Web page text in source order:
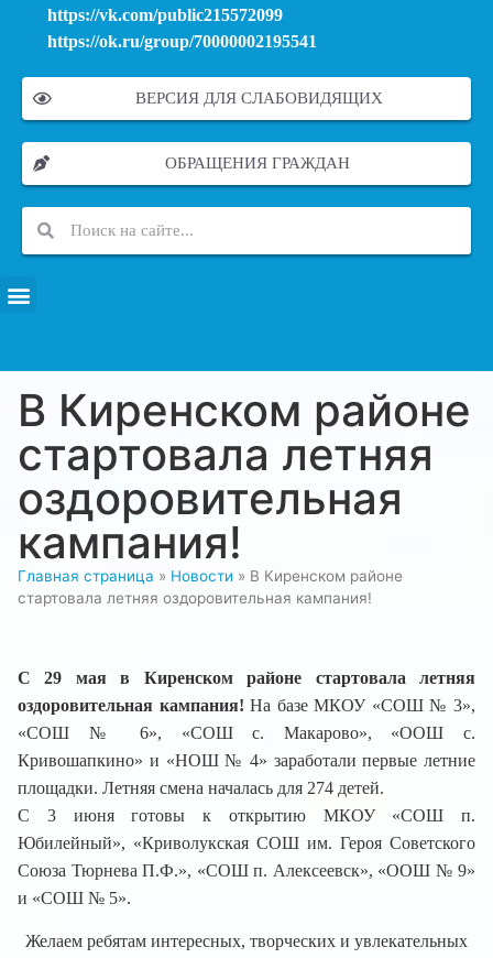
https://vk.com/public215572099
https://ok.ru/group/70000002195541
ВЕРСИЯ ДЛЯ СЛАБОВИДЯЩИХ
ОБРАЩЕНИЯ ГРАЖДАН
В Киренском районе
стартовала летняя
оздоровительная
кампания!
Главная страница » Новости » В Киренском районе
стартовала летняя оздоровительная кампания!
С 29 мая в Киренском районе стартовала летняя
оздоровительная кампания! На базе МКОУ «СОШ № 3»,
«СОШ № 6», «СОШ с. Макарово», «ООШ с.
Кривошапкино» и «НОШ № 4» заработали первые летние
площадки. Летняя смена началась для 274 детей.
С 3 июня готовы к открытию МКОУ «СОШ п.
Юбилейный», «Криволукская СОШ им. Героя Советского
Союза Тюрнева П.Ф.», «СОШ п. Алексеевск», «ООШ № 9»
и «СОШ № 5».
Желаем ребятам интересных, творческих и увлекательных